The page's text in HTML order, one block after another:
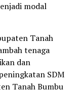
modal
Tanah
tenaga
dan
SDM
Tanah Bumbu